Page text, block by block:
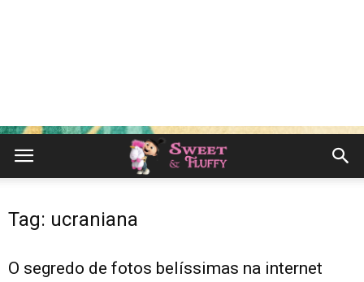
Tag: ucraniana
O segredo de fotos belíssimas na internet